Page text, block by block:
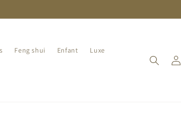
Feng shui Enfant Luxe